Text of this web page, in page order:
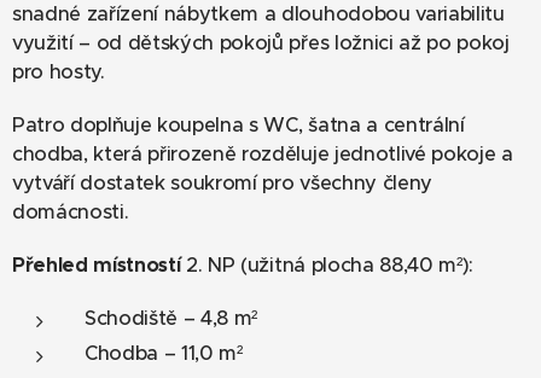
snadné zařízení nábytkem a dlouhodobou variabilitu
využití – od dětských pokojů přes ložnici až po pokoj
pro hosty.
Patro doplňuje koupelna s WC, šatna a centrální
chodba, která přirozeně rozděluje jednotlivé pokoje a
vytváří dostatek soukromí pro všechny členy
domácnosti.
Přehled místností2. NP (užitná plocha 88,40 m²):
Schodiště – 4,8 m²
Chodba – 11,0 m²